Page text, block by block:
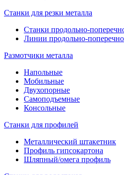
Станки для резки металла
Станки продольно-
Линии продольно-
Размотчики металла
Напольные
Мобильные
Двухопорные
Самоподъемные
Консольные
Станки для профилей
Металлический штакетник
Профиль гипсокартона
Шляпный/омега профиль